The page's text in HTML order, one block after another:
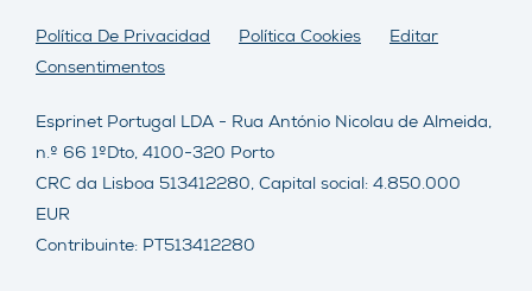
Esprinet Portugal LDA - Rua António Nicolau de Almeida,
n.º 66 1ºDto, 4100-320 Porto
CRC da Lisboa 513412280, Capital social: 4.850.000
EUR
Contribuinte: PT513412280
Política De Privacidad Política Cookies
Editar
Consentimentos